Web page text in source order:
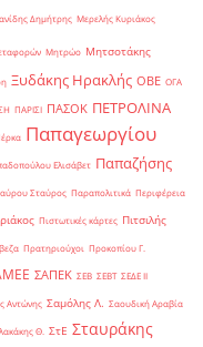
Δημήτρης Μερελής Κυριάκος
Μητρώο Μητσοτάκης
Ξυδάκης Ηρακλής ΟΒΕ ΟΓΑ
ΠΑΡΙΣΙ ΠΑΣΟΚ ΠΕΤΡΟΛΙΝΑ
Παπαγεωργίου
Ελισάβετ Παπαζήσης
Σταύρος Παραπολιτικά Περιφέρεια
Πιστωτικές κάρτες Πιτσιλής
Πρατηριούχοι Προκοπίου Γ.
ΣΑΠΕΚ ΣΕΒ ΣΕΒΤ ΣΕΔΕ ΙΙ
Αντώνης Σαμόλης Λ. Σαουδική Αραβία
Θ. ΣτΕ Σταυράκης